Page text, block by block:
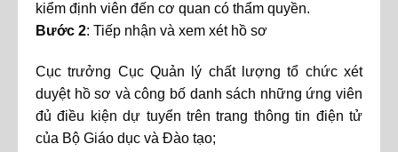
kiểm định viên đến cơ quan có thẩm quyền.
Bước 2: Tiếp nhận và xem xét hồ sơ
Cục trưởng Cục Quản lý chất lượng tổ chức xét
duyệt hồ sơ và công bố danh sách những ứng viên
đủ điều kiện dự tuyển trên trang thông tin điện tử
của Bộ Giáo dục và Đào tạo;